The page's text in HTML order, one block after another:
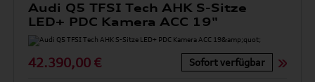
Audi Q5 TFSI Tech AHK S-Sitze
LED+ PDC Kamera ACC 19"
42.390,00 € Sofort verfügbar